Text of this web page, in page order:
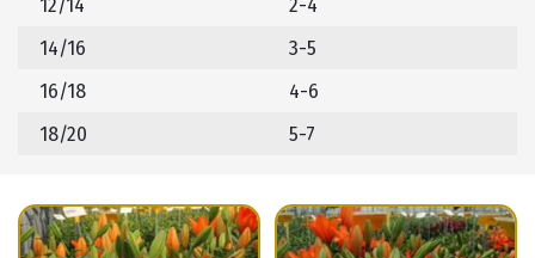
12/14
2-4
14/16
3-5
16/18
4-6
18/20
5-7